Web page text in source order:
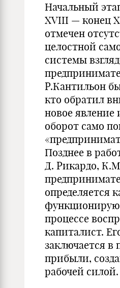
Начальный
XVIII — конец
отмечен
целостной
системы
Р.Кантильон
кто обратил
новое явление
оборот само
Позднее в
Д. Рикардо,
определяется
процессе
капиталист.
заключается в
прибыли,
рабочей силой.